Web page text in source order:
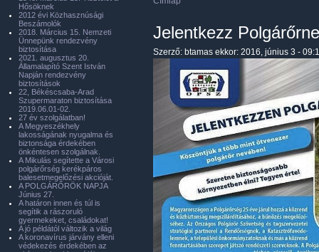
Jelentkezz
Szerző: btamas ekkor: 2016, június 3 -
Hősöknek
2012 évi Közhasznúsági
Beszámolók
2018. Március 15. Nemzeti
Ünnepünk rendezvény
biztosítása
2021. augusztus 20.
Államalapító Szent István
Napján rendezvény
biztosítások
22, Békéscsaba-Arad
Szupermaraton biztosítása
2019.06.01-02.
27 év szolgálatban!
A Megyeszékhely
lakosságának nyugalma és
biztonsága érdekében
önkéntesen szolgálnak.
A Mikulás segítette a Városi
polgárőrség kerékpáros
balesetmegelőzési akcióját.
A POLGÁRŐRÖK NAPJA
Június 27.
A határon innen és túl is
segítik a rászoruló
gyermekeket, családokat!
A jó példától változik a világ
A koronavírus járvány elleni
védekezés érdekében az